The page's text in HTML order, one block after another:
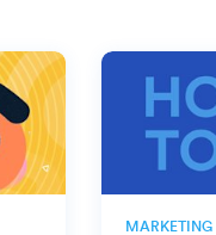
MARKETING